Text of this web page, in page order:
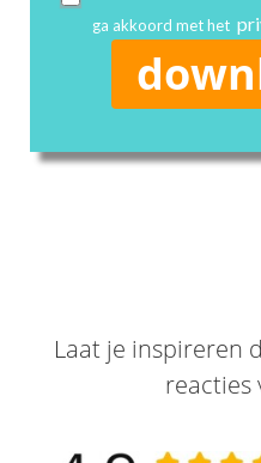
ga akkoord met het
Laat je inspireren
reacties